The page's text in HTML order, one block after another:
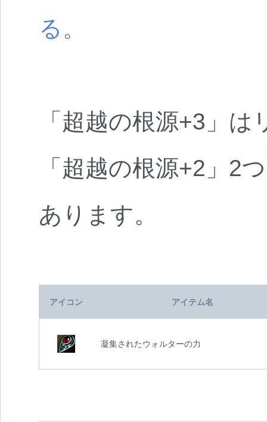
る。
「超越の根源+3」
「超越の根源+2」2
あります。
アイコン アイテム名
凝集されたウォルターの力